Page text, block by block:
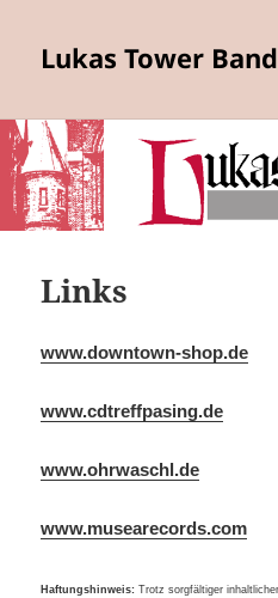
Lukas Tower Band
Links
www.downtown-shop.de
www.cdtreffpasing.de
www.ohrwaschl.de
www.musearecords.com
Haftungshinweis:Trotz sorgfältiger